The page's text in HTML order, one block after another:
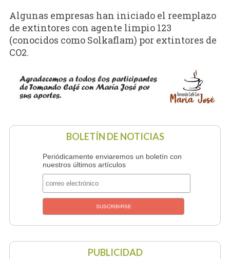
Algunas empresas han iniciado el reemplazo
de extintores con agente limpio 123
(conocidos como Solkaflam) por extintores de
CO2.
BOLETÍN DE NOTICIAS
Periódicamente enviaremos un boletín con
nuestros últimos artículos
PUBLICIDAD